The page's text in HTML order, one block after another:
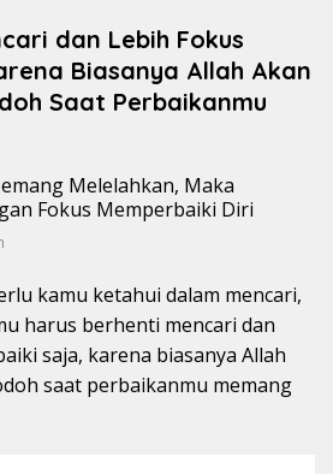
dan Lebih Fokus
Biasanya Allah Akan
Saat Perbaikanmu
kamu ketahui dalam mencari,
harus berhenti mencari dan
saja, karena biasanya Allah
saat perbaikanmu memang